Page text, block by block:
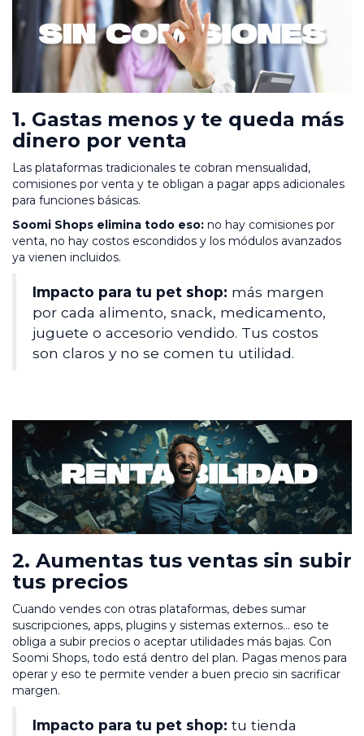
1. Gastas menos y te queda más
dinero por venta
Las plataformas tradicionales te cobran mensualidad,
comisiones por venta y te obligan a pagar apps adicionales
para funciones básicas.
Soomi Shops elimina todo eso: no hay comisiones por
venta, no hay costos escondidos y los módulos avanzados
ya vienen incluidos.
Impacto para tu pet shop: más margen
por cada alimento, snack, medicamento,
juguete o accesorio vendido. Tus costos
son claros y no se comen tu utilidad.
2. Aumentas tus ventas sin subir
tus precios
Cuando vendes con otras plataformas, debes sumar
suscripciones, apps, plugins y sistemas externos… eso te
obliga a subir precios o aceptar utilidades más bajas. Con
Soomi Shops, todo está dentro del plan. Pagas menos para
operar y eso te permite vender a buen precio sin sacrificar
margen.
Impacto para tu pet shop: tu tienda